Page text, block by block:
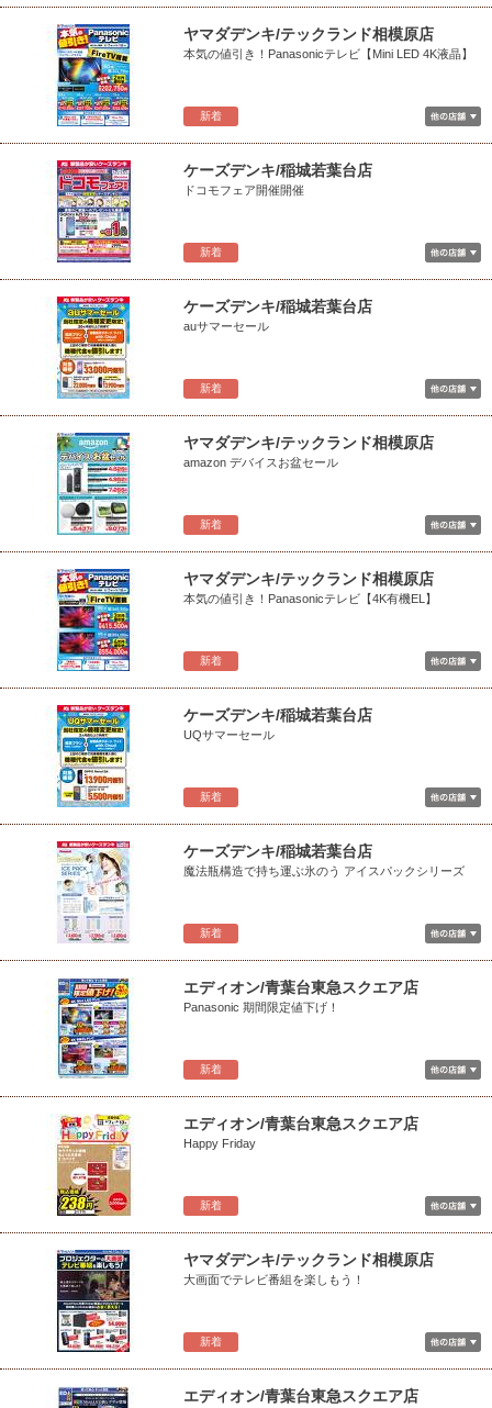
新着
ヤマダデンキ/テックランド相模原店
本気の値引き！Panasonicテレビ【Mini LED 4K液晶】
新着
ケーズデンキ/稲城若葉台店
ドコモフェア開催開催
新着
ケーズデンキ/稲城若葉台店
auサマーセール
新着
ヤマダデンキ/テックランド相模原店
amazon デバイスお盆セール
新着
ヤマダデンキ/テックランド相模原店
本気の値引き！Panasonicテレビ【4K有機EL】
新着
ケーズデンキ/稲城若葉台店
UQサマーセール
新着
ケーズデンキ/稲城若葉台店
魔法瓶構造で持ち運ぶ氷のう アイスパックシリーズ
新着
エディオン/青葉台東急スクエア店
Panasonic 期間限定値下げ！
新着
エディオン/青葉台東急スクエア店
Happy Friday
新着
ヤマダデンキ/テックランド相模原店
大画面でテレビ番組を楽しもう！
エディオン/青葉台東急スクエア店